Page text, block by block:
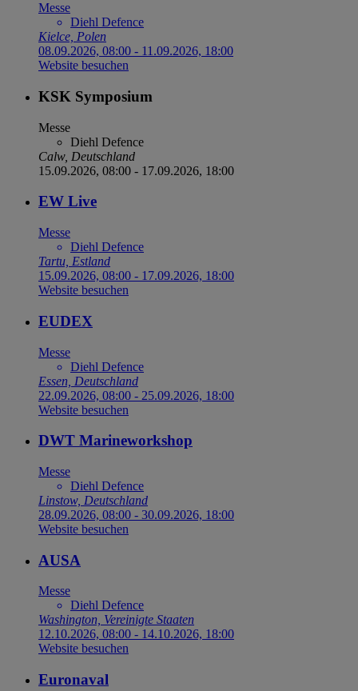
Messe
Diehl Defence
Kielce, Polen
08.09.2026, 08:00 - 11.09.2026, 18:00
Website besuchen
KSK Symposium
Messe
Diehl Defence
Calw, Deutschland
15.09.2026, 08:00 - 17.09.2026, 18:00
EW Live
Messe
Diehl Defence
Tartu, Estland
15.09.2026, 08:00 - 17.09.2026, 18:00
Website besuchen
EUDEX
Messe
Diehl Defence
Essen, Deutschland
22.09.2026, 08:00 - 25.09.2026, 18:00
Website besuchen
DWT Marineworkshop
Messe
Diehl Defence
Linstow, Deutschland
28.09.2026, 08:00 - 30.09.2026, 18:00
Website besuchen
AUSA
Messe
Diehl Defence
Washington, Vereinigte Staaten
12.10.2026, 08:00 - 14.10.2026, 18:00
Website besuchen
Euronaval